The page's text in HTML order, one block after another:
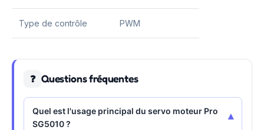
Type de contrôle PWM
❓ Questions fréquentes
Quel est l'usage principal du servo moteur Pro
SG5010 ?
▾